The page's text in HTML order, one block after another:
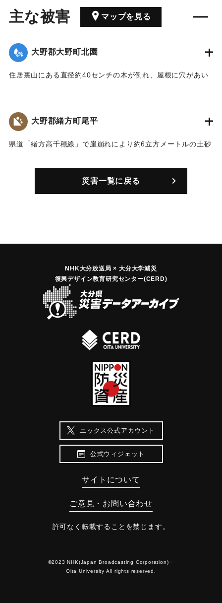
主な被害 マップを見る
大野郡大野町北園
住居裏山にある直径約40センチの木が倒れ、屋根に穴があい
大野郡緒方町尾平
県道「緒方高千穂線」で崖崩れにより約6立方メートルの土砂
災害一覧に戻る
NHK大分放送局 × 大分大学減災
復興デザイン教育研究センター(CERD)
エックス公式アカウント
公式ウィジェット
サイトについて
ご意見・お問い合わせ
許可なく転載することを禁じます。
©2023 NHK(Japan Broadcasting Corporation)・
Oita University All rights reserved.